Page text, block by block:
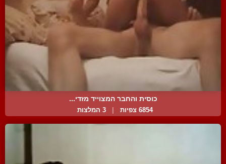
כוסית והחבר המצוייד מזדי...
6854 צפיות | 3 המלצות